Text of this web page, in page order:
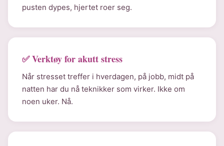
pusten dypes, hjertet roer seg.
✅ Verktøy for akutt stress
Når stresset treffer i hverdagen, på jobb, midt på
natten har du nå teknikker som virker. Ikke om
noen uker. Nå.